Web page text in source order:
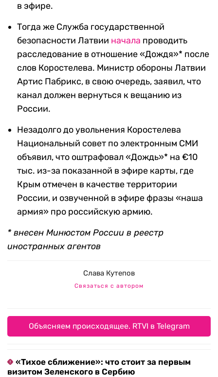
в эфире.
Тогда же Служба государственной
безопасности Латвии начала проводить
расследование в отношение «Дождя»* после
слов Коростелева. Министр обороны Латвии
Артис Пабрикс, в свою очередь, заявил, что
канал должен вернуться к вещанию из
России.
Незадолго до увольнения Коростелева
Национальный совет по электронным СМИ
объявил, что оштрафовал «Дождь»* на €10
тыс. из-за показанной в эфире карты, где
Крым отмечен в качестве территории
России, и озвученной в эфире фразы «наша
армия» про российскую армию.
* внесен Минюстом России в реестр
иностранных агентов
Слава Кутепов
Связаться с автором
Объясняем происходящее. RTVI в Telegram
«Тихое сближение»: что стоит за первым
визитом Зеленского в Сербию